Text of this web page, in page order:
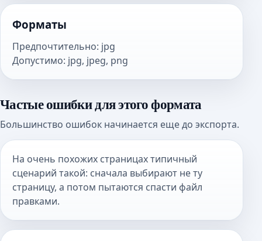
Форматы
Предпочтительно: jpg
Допустимо: jpg, jpeg, png
Частые ошибки для этого формата
Большинство ошибок начинается еще до экспорта.
На очень похожих страницах типичный
сценарий такой: сначала выбирают не ту
страницу, а потом пытаются спасти файл
правками.